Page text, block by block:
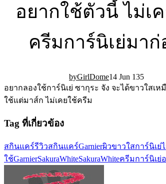
อยากใช้ตัวนี้ ไม่เ
ครีมการ์นิเย่มา
GirlDome14 Jun 135
อยากลองใช้การ์นิเย่ ซากุระ จัง จะได้ขาวใสเห
ใช้แต่มาส์ก ไม่เคยใช้ครีม
Tag ที่เกี่ยวข้อง
สกินแคร์รีวิวสกินแคร์Garnierผิวขาวใสการ์นิเย่
ใช้GarnierSakuraWhiteSakuraWhiteครีมการ์นิเย่